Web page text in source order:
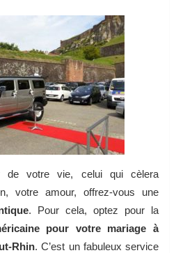
de votre vie, celui qui cèlera
votre amour, offrez-vous une
. Pour cela, optez pour la
pour votre mariage à
Rhin. C’est un fabuleux service